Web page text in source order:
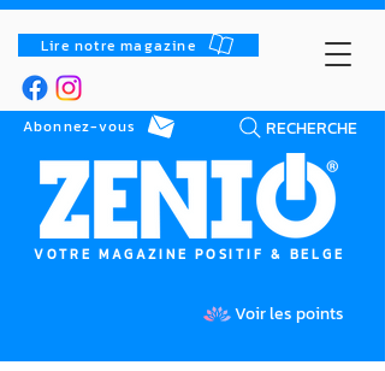
Lire notre magazine
RECHERCHE
Abonnez-vous
VOTRE MAGAZINE POSITIF & BELGE
Voir les points